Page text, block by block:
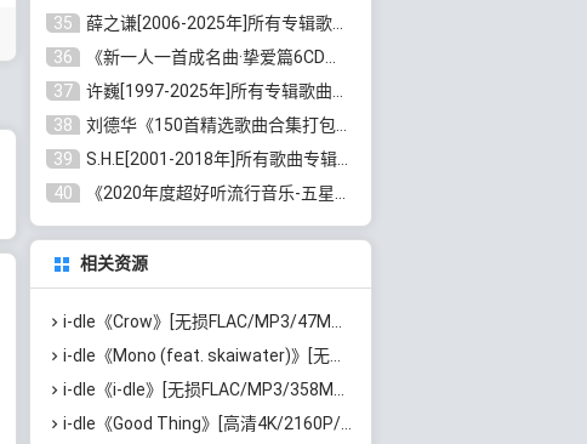
35
薛之谦[2006-2025年]所有专辑歌曲合集[无损FLAC/MP3/5.20GB]百度云网盘下载
36
《新一人一首成名曲·挚爱篇6CD》[无损MP3/DTS/WAV分轨/4.43GB]百度云网盘下载
37
许巍[1997-2025年]所有专辑歌曲合集打包[无损FLAC/MP3/7.48GB]百度云网盘下载
38
刘德华《150首精选歌曲合集打包》[无损FLAC/MP3/5.26GB]百度云网盘下载
39
S.H.E[2001-2018年]所有歌曲专辑打包[无损FLAC/MP3/16.05GB]百度云网盘下载
40
《2020年度超好听流行音乐-五星珍藏版10CD》[无损WAV/MP3/6.77GB]百度云网盘下载
相关资源
i-dle《Crow》[无损FLAC/MP3/47MB]百度云网盘下载
i-dle《Mono (feat. skaiwater)》[无损FLAC/MP3/43MB]百度云网盘下载
i-dle《i-dle》[无损FLAC/MP3/358MB]百度云网盘下载
i-dle《Good Thing》[高清4K/2160P/MP4/1.6GB]迅雷云网盘下载